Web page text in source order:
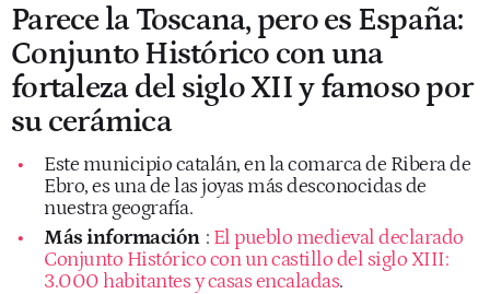
Parece la Toscana, pero es España:
Conjunto Histórico con una
fortaleza del siglo XII y famoso por
su cerámica
Este municipio catalán, en la comarca de Ribera de
Ebro, es una de las joyas más desconocidas de
nuestra geografía.
Más información : El pueblo medieval declarado
Conjunto Histórico con un castillo del siglo XIII:
3.000 habitantes y casas encaladas.